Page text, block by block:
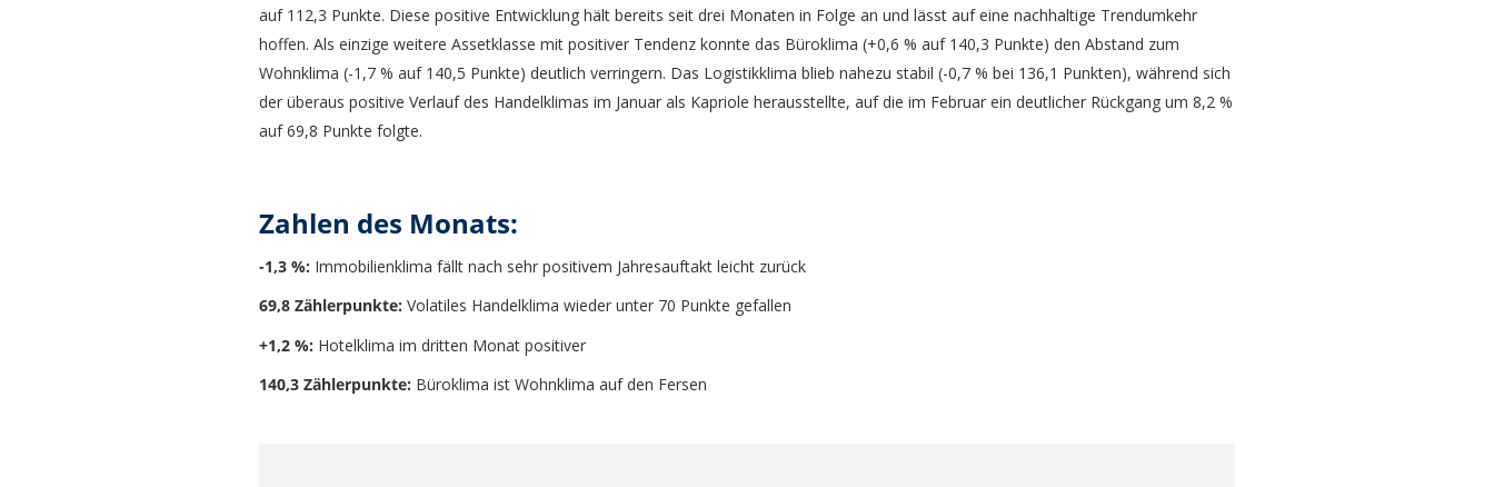
auf 112,3 Punkte. Diese positive Entwicklung hält bereits seit drei Monaten in Folge an und lässt auf eine nachhaltige Trendumkehr
hoffen. Als einzige weitere Assetklasse mit positiver Tendenz konnte das Büroklima (+0,6 % auf 140,3 Punkte) den Abstand zum
Wohnklima (-1,7 % auf 140,5 Punkte) deutlich verringern. Das Logistikklima blieb nahezu stabil (-0,7 % bei 136,1 Punkten), während sich
der überaus positive Verlauf des Handelklimas im Januar als Kapriole herausstellte, auf die im Februar ein deutlicher Rückgang um 8,2 %
auf 69,8 Punkte folgte.
Zahlen des Monats:
-1,3 %: Immobilienklima fällt nach sehr positivem Jahresauftakt leicht zurück
69,8 Zählerpunkte: Volatiles Handelklima wieder unter 70 Punkte gefallen
+1,2 %: Hotelklima im dritten Monat positiver
140,3 Zählerpunkte: Büroklima ist Wohnklima auf den Fersen